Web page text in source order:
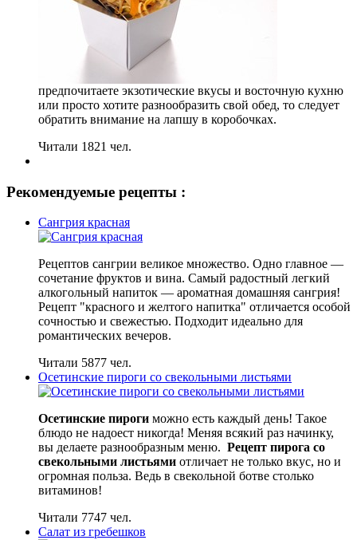
предпочитаете экзотические вкусы и восточную кухню
или просто хотите разнообразить свой обед, то следует
обратить внимание на лапшу в коробочках.
Читали 1821 чел.
Рекомендуемые рецепты :
Сангрия красная
Рецептов сангрии великое множество. Одно главное —
сочетание фруктов и вина. Самый радостный легкий
алкогольный напиток — ароматная домашняя сангрия!
Рецепт "красного и желтого напитка" отличается особой
сочностью и свежестью. Подходит идеально для
романтических вечеров.
Читали 5877 чел.
Осетинские пироги со свекольными листьями
Осетинские пироги можно есть каждый день! Такое
блюдо не надоест никогда! Меняя всякий раз начинку,
вы делаете разнообразным меню. Рецепт пирога со
свекольными листьями отличает не только вкус, но и
огромная польза. Ведь в свекольной ботве столько
витаминов!
Читали 7747 чел.
Салат из гребешков